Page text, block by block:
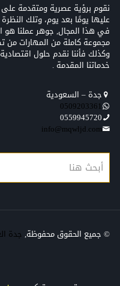
نقوم برؤية عصرية ومتقدمة
عليها يومًا بعد يوم، وتلك
في هذا المجال, جوهر عملنا هو
مجموعة كاملة من المهارات من
وكذلك فأننا نقدم حلول
خدماتنا المقدمة .
جدة – السعودية
0509203361‬‏‬‏
0559945720
info@mqwljd.com
© جميع الحقوق محفوظة,جدة